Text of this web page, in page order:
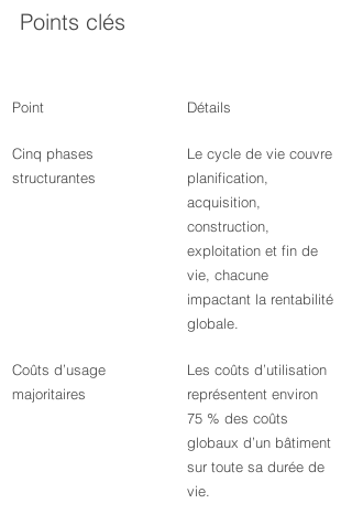
Points clés
Point Détails
Cinq phases
structurantes
Le cycle de vie couvre
planification,
acquisition,
construction,
exploitation et fin de
vie, chacune
impactant la rentabilité
globale.
Coûts d’usage
majoritaires
Les coûts d’utilisation
représentent environ
75 % des coûts
globaux d’un bâtiment
sur toute sa durée de
vie.